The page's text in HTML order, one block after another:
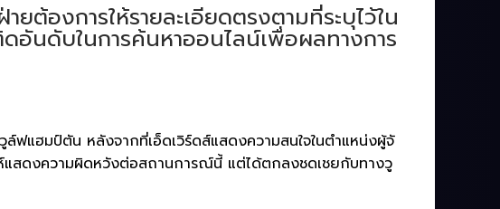
ต้องการให้รายละเอียดตรงตามที่ระบุไว้ใน
อันดับในการค้นหาออนไลน์เพื่อผลทางการ
ฟแฮมป์ตัน หลังจากที่เอ็ดเวิร์ดส์แสดงความสนใจในตำแหน่งผู้จั
ห์แสดงความผิดหวังต่อสถานการณ์นี้ แต่ได้ตกลงชดเชยกับทางวู